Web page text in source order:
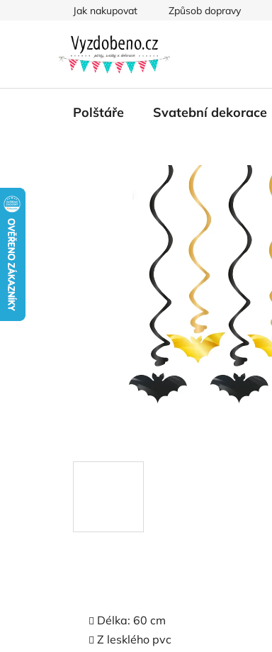
Jak nakupovat Způsob dopravy
Polštáře Svatební dekorace
Délka: 60 cm
Z lesklého pvc